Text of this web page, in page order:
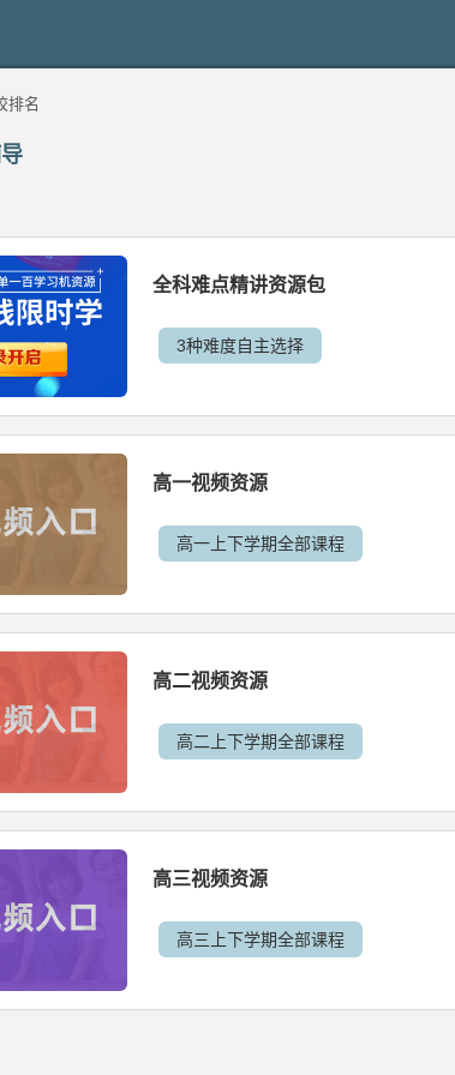
排名
全科难点精讲资源包
3种难度自主选择
高一视频资源
高一上下学期全部课程
高二视频资源
高二上下学期全部课程
高三视频资源
高三上下学期全部课程